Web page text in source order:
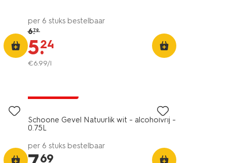
per 6 stuks bestelbaar
6.79
5.
24
€6.99/l
Schoone Gevel Natuurlik wit - alcoholvrij -
0.75L
per 6 stuks bestelbaar
69